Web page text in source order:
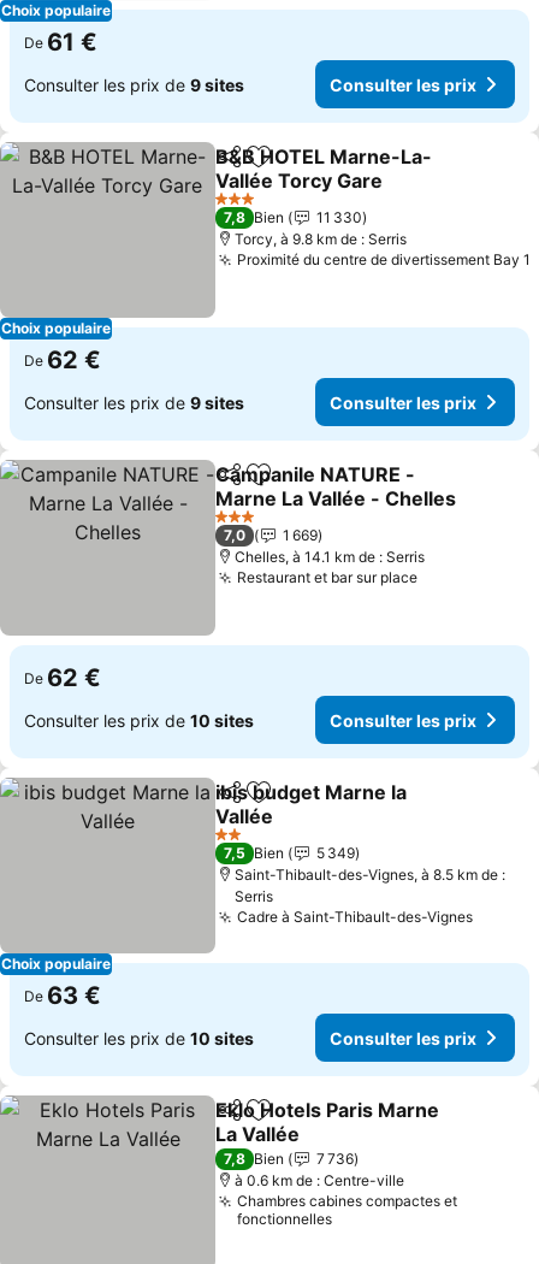
Choix populaire
De 61 €
Consulter les prix de 9 sites Consulter les prix
Choix populaire
PartagerAjouter à mes favoris
B&B HOTEL Marne-La-
Vallée Torcy Gare
Consulter les prix
3 Étoiles
7,8 Bien
11 330
Torcy, à 9.8 km de : Serris
Proximité du centre de divertissement Bay 1
De 62 €
Consulter les prix de 9 sites Consulter les prix
PartagerAjouter à mes favoris
Campanile NATURE -
Marne La Vallée - Chelles
Consulter les prix
3 Étoiles
7,0
1 669
Chelles, à 14.1 km de : Serris
Restaurant et bar sur placeConsulter
De 62 €
Consulter les prix de 10 sites Consulter les prix
Choix populaire
PartagerAjouter à mes favoris
ibis budget Marne la
Vallée
Consulter les prix
2 Étoiles
7,5 Bien
5 349
Saint-Thibault-des-Vignes, à 8.5 km de :
Serris
Cadre à Saint-Thibault-des-Vignes
De 63 €
Consulter les prix de 10 sites Consulter les prix
PartagerAjouter à mes favoris
Eklo Hotels Paris Marne
La Vallée
Consulter les prix
7,8 Bien
7 736
à 0.6 km de : Centre-ville
Chambres cabines compactes et
fonctionnelles